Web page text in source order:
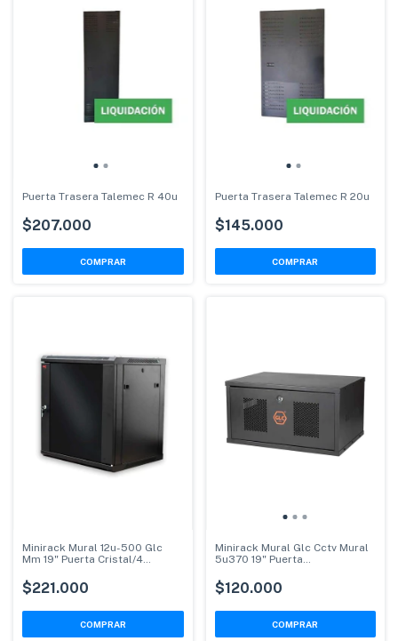
Puerta Trasera Talemec R 40u
$207.000
Puerta Trasera Talemec R 20u
$145.000
Minirack Mural 12u-500 Glc
Mm 19" Puerta Cristal/4
$221.000
Minirack Mural Glc Cctv Mural
5u370 19" Puerta
$120.000